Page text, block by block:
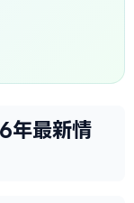
年最新情